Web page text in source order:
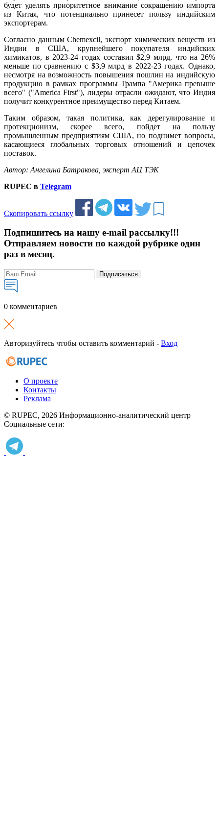
будет уделять приоритетное внимание сокращению импорта
из Китая, что потенциально принесет пользу индийским
экспортерам.
Согласно данным Chemexcil, экспорт химических веществ из
Индии в США, крупнейшего покупателя индийских
химикатов, в 2023-24 годах составил $2,9 млрд, что на 26%
меньше по сравнению с $3,9 млрд в 2022-23 годах. Однако,
несмотря на возможность повышения пошлин на индийскую
продукцию в рамках программы Трампа "Америка превыше
всего" ("America First"), лидеры отрасли ожидают, что Индия
получит конкурентное преимущество перед Китаем.
Таким образом, такая политика, как дерегулирование и
протекционизм, скорее всего, пойдет на пользу
промышленным предприятиям США, но поднимет вопросы,
касающиеся глобальных торговых отношений и цепочек
поставок.
Автор: Ангелина Батракова, эксперт АЦ ТЭК
RUPEC в Telegram
Скопировать ссылку
Подпишитесь на нашу e-mail рассылку!!!
Отправляем новости по каждой рубрике один
раз в месяц.
Подписаться
0 комментариев
Авторизуйтесь чтобы оставить комментарий - Вход
О проекте
Контакты
Реклама
© RUPEC, 2026 Информационно-аналитический центр
Социальные сети: